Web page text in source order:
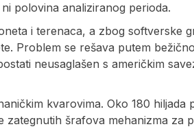
polovina analiziranog perioda.
i terenaca, a zbog softverske
Problem se rešava putem
neusaglašen s američkim
kvarovima. Oko 180 hiljada
šrafova mehanizma za